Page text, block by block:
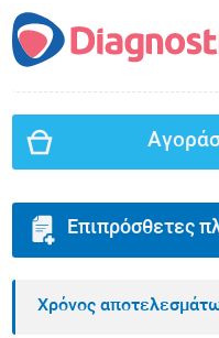
Επιπρόσθετες
Χρόνος